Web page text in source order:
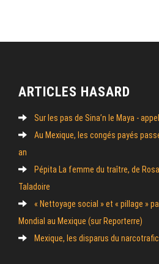
ARTICLES HASARD
Sur les pas de Sina’n le Maya -
Au Mexique, les congés payés
an
Pépita La femme du traître, de
Taladoire
« Nettoyage social » et « pillage »
Mondial au Mexique (sur Reporterre)
Mexique, les disparus du